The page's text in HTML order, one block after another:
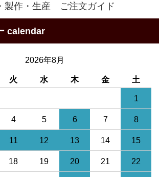
製作・生産 ご注文ガイド
calendar
2026年8月
火 水 木 金 土
1
4 5 6 7 8
11 12 13 14 15
18 19 20 21 22